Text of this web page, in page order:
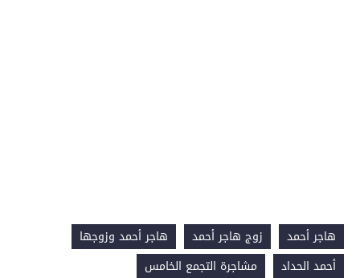
هاجر أحمد زوج هاجر أحمد
هاجر أحمد وزوجها
أحمد الحداد
مشاجرة التجمع الخامس